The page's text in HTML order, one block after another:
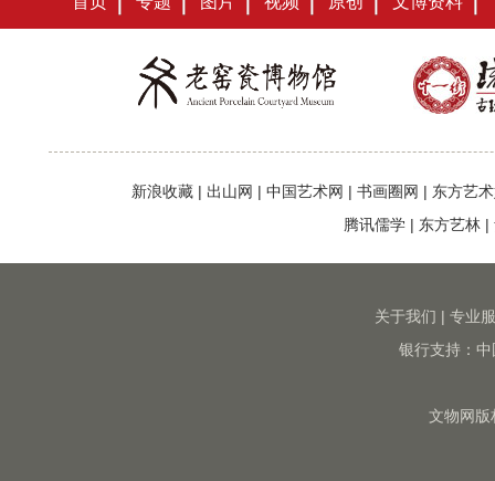
新浪收藏 | 出山网 | 中国艺术网 | 书画圈网 | 东方艺
腾讯儒学 | 东方艺林 |
关于我们 | 专业
银行支持：
文物网